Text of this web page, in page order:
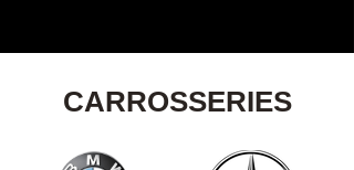
CARROSSERIES